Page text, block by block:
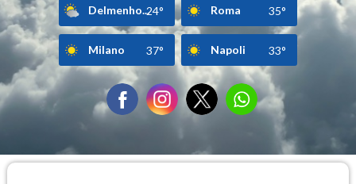
Delmenho...24° Roma 35°
Milano 37° Napoli 33°